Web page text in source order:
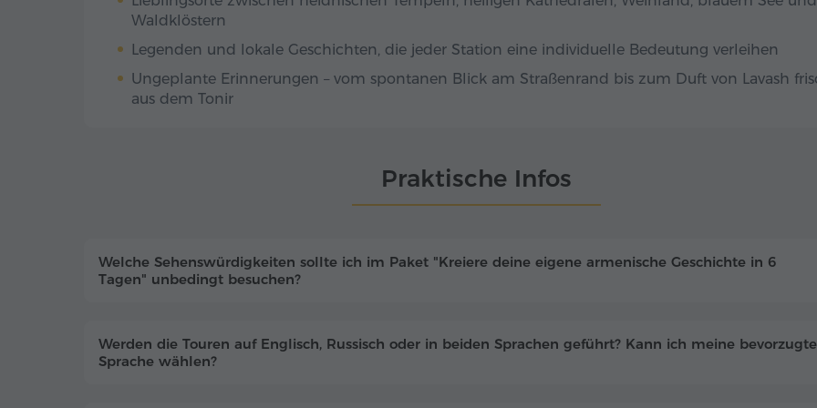
Waldklöstern
Legenden und lokale Geschichten, die jeder Station eine individuelle Bedeutung verleihen
Ungeplante Erinnerungen – vom spontanen Blick am Straßenrand bis zum Duft von Lavash
aus dem Tonir
Praktische Infos
Welche Sehenswürdigkeiten sollte ich im Paket "Kreiere deine eigene armenische Geschichte in 6
Tagen" unbedingt besuchen?
Werden die Touren auf Englisch, Russisch oder in beiden Sprachen geführt? Kann ich meine bevorzugte
Sprache wählen?